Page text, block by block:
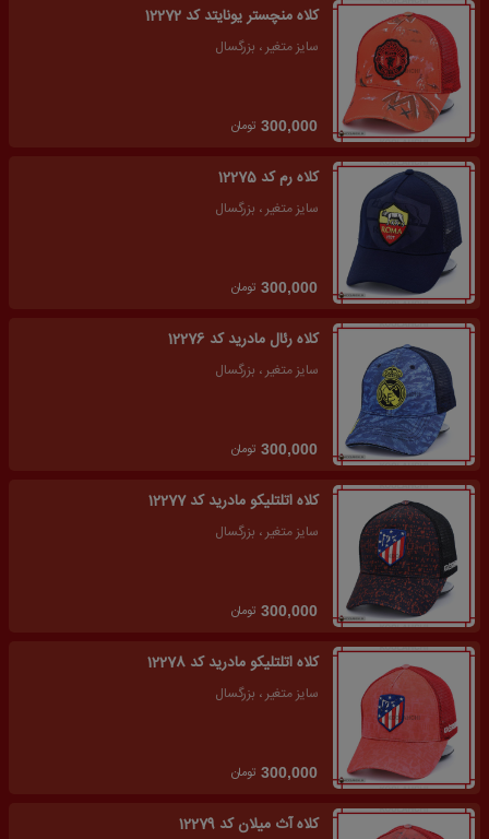
کلاه منچستر یونایتد کد 12272
سایز متغیر ، بزرگسال
300,000 تومان
کلاه رم کد 12275
سایز متغیر ، بزرگسال
300,000 تومان
کلاه رئال مادرید کد 12276
سایز متغیر ، بزرگسال
300,000 تومان
کلاه اتلتلیکو مادرید کد 12277
سایز متغیر ، بزرگسال
300,000 تومان
کلاه اتلتلیکو مادرید کد 12278
سایز متغیر ، بزرگسال
300,000 تومان
کلاه آث میلان کد 12279